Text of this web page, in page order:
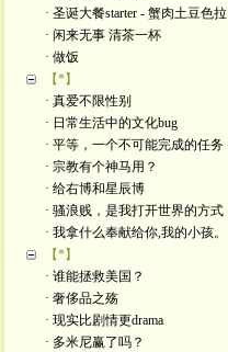
· 圣诞大餐starter - 蟹肉土豆色拉
· 闲来无事 清茶一杯
· 做饭
【*】
· 真爱不限性别
· 日常生活中的文化bug
· 平等，一个不可能完成的任务
· 宗教有个神马用？
· 给右博和星辰博
· 骚浪贱，是我打开世界的方式
· 我拿什么奉献给你,我的小孩。
【*】
· 谁能拯救美国？
· 奢侈品之殇
· 现实比剧情更drama
· 多米尼赢了吗？